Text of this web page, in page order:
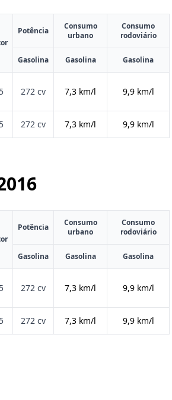
Potência
Consumo
urbano
Consumo
rodoviário
Gasolina Gasolina Gasolina
272 cv 7,3 km/l 9,9 km/l
272 cv 7,3 km/l 9,9 km/l
Potência
Consumo
urbano
Consumo
rodoviário
Gasolina Gasolina Gasolina
272 cv 7,3 km/l 9,9 km/l
272 cv 7,3 km/l 9,9 km/l